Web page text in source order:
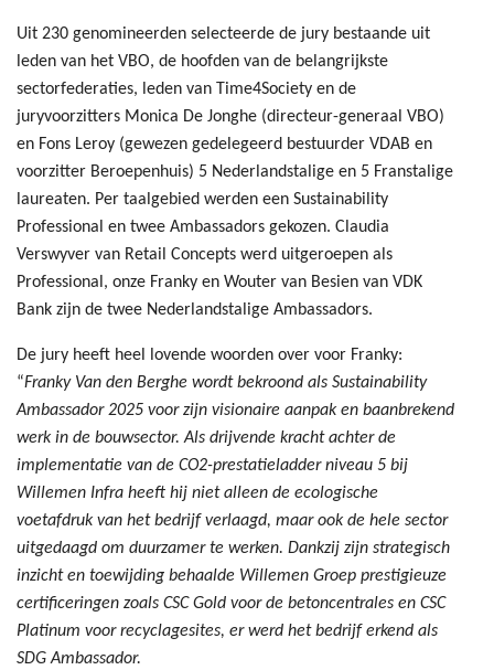
Uit 230 genomineerden selecteerde de jury bestaande uit
leden van het VBO, de hoofden van de belangrijkste
sectorfederaties, leden van Time4Society en de
juryvoorzitters Monica De Jonghe (directeur-generaal VBO)
en Fons Leroy (gewezen gedelegeerd bestuurder VDAB en
voorzitter Beroepenhuis) 5 Nederlandstalige en 5 Franstalige
laureaten. Per taalgebied werden een Sustainability
Professional en twee Ambassadors gekozen. Claudia
Verswyver van Retail Concepts werd uitgeroepen als
Professional, onze Franky en Wouter van Besien van VDK
Bank zijn de twee Nederlandstalige Ambassadors.
De jury heeft heel lovende woorden over voor Franky:
“Franky Van den Berghe wordt bekroond als Sustainability
Ambassador 2025 voor zijn visionaire aanpak en baanbrekend
werk in de bouwsector. Als drijvende kracht achter de
implementatie van de CO2-prestatieladder niveau 5 bij
Willemen Infra heeft hij niet alleen de ecologische
voetafdruk van het bedrijf verlaagd, maar ook de hele sector
uitgedaagd om duurzamer te werken. Dankzij zijn strategisch
inzicht en toewijding behaalde Willemen Groep prestigieuze
certificeringen zoals CSC Gold voor de betoncentrales en CSC
Platinum voor recyclagesites, er werd het bedrijf erkend als
SDG Ambassador.